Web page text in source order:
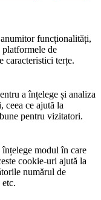
funcționalități,
de
caracteristici terțe.
a înțelege și analiza
ceea ce ajută la
pentru vizitatori.
modul în care
cookie-uri ajută la
numărul de